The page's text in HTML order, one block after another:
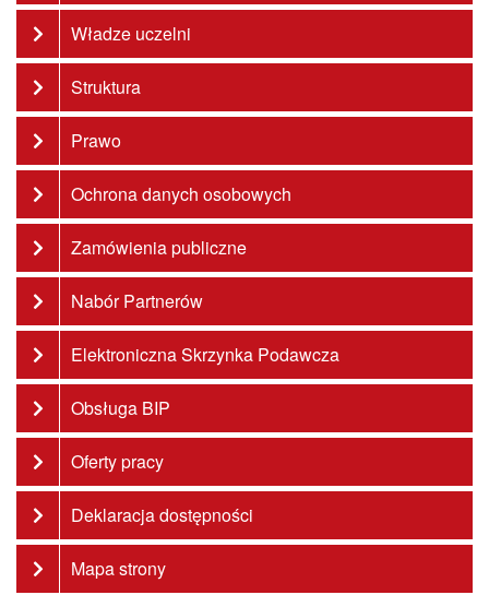
Władze uczelni
Struktura
Prawo
Ochrona danych osobowych
Zamówienia publiczne
Nabór Partnerów
Elektroniczna Skrzynka Podawcza
Obsługa BIP
Oferty pracy
Deklaracja dostępności
Mapa strony